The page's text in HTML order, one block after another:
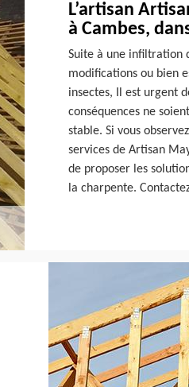
L’artisan
à Cambes,
Suite à une infiltration
modifications ou bien
insectes, Il est urgent
conséquences ne
stable. Si vous
services de Artisan
de proposer les
la charpente.